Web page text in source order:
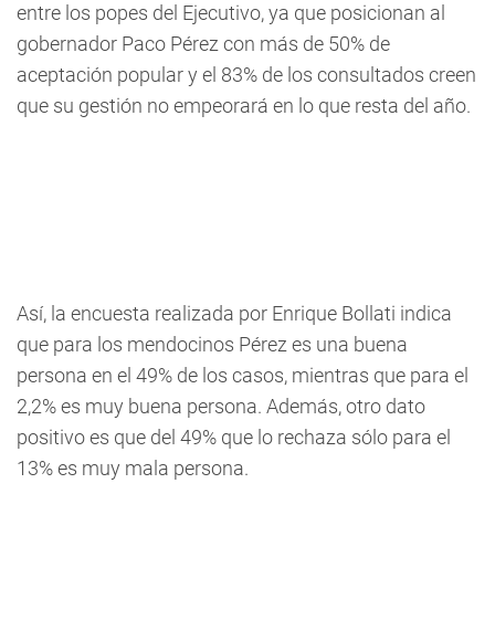
entre los popes del Ejecutivo, ya que posicionan al
gobernador Paco Pérez con más de 50% de
aceptación popular y el 83% de los consultados creen
que su gestión no empeorará en lo que resta del año.
Así, la encuesta realizada por Enrique Bollati indica
que para los mendocinos Pérez es una buena
persona en el 49% de los casos, mientras que para el
2,2% es muy buena persona. Además, otro dato
positivo es que del 49% que lo rechaza sólo para el
13% es muy mala persona.